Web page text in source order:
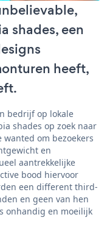
shades, een
heeft,
bedrijf op lokale
shades op zoek naar
om bezoekers
en
aantrekkelijke
bood hiervoor
een different third-
en geen van hen
onhandig en moeilijk